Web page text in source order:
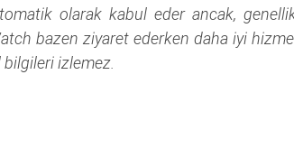
olarak kabul eder ancak,
bazen ziyaret ederken daha iyi
bilgileri izlemez.